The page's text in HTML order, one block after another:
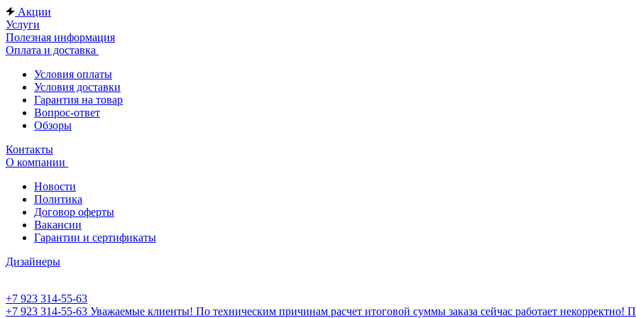
Акции
Услуги
Полезная информация
Оплата и доставка
Условия оплаты
Условия доставки
Гарантия на товар
Вопрос-ответ
Обзоры
Контакты
О компании
Новости
Политика
Договор оферты
Вакансии
Гарантии и сертификаты
Дизайнеры
+7 923 314-55-63
+7 923 314-55-63 Уважаемые клиенты! По техническим причинам расчет итоговой суммы заказа сейчас работает